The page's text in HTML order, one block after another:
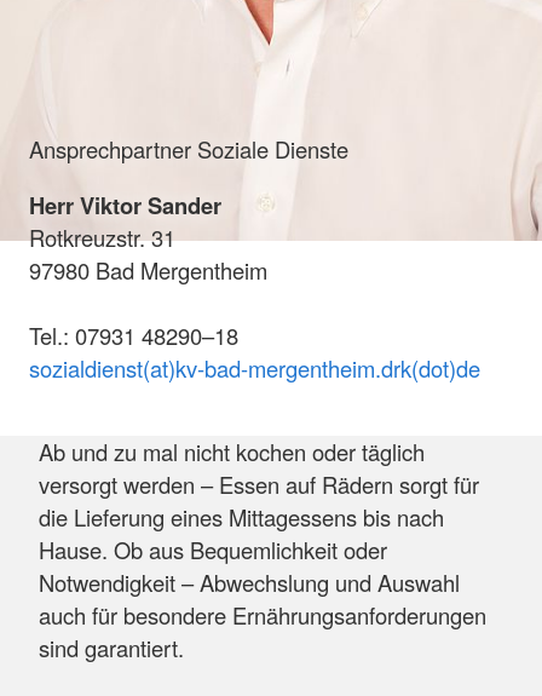
Ansprechpartner Soziale Dienste
Herr Viktor Sander
Rotkreuzstr. 31
97980 Bad Mergentheim
Tel.: 07931 48290–18
sozialdienst(at)kv-bad-mergentheim.drk(dot)de
Ab und zu mal nicht kochen oder täglich
versorgt werden – Essen auf Rädern sorgt für
die Lieferung eines Mittagessens bis nach
Hause. Ob aus Bequemlichkeit oder
Notwendigkeit – Abwechslung und Auswahl
auch für besondere Ernährungsanforderungen
sind garantiert.